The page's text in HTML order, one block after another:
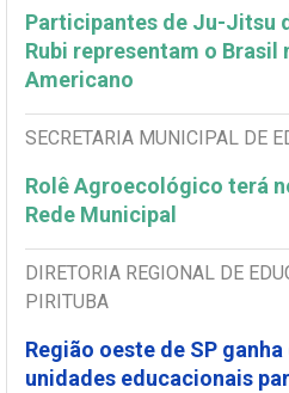
Participantes de Ju-Jitsu
Rubi representam o Brasil
Americano
SECRETARIA MUNICIPAL DE
Rolê Agroecológico terá
Rede Municipal
DIRETORIA REGIONAL DE
PIRITUBA
Região oeste de SP
unidades educacionais